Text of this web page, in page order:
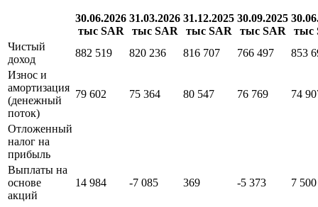
30.06.2026
тыс SAR
31.03.2026
тыс SAR
31.12.2025
тыс SAR
30.09.2025
тыс SAR
тыс
Чистый
доход
882 519 820 236 816 707 766 497
853
Износ и
амортизация
(денежный
поток)
79 602 75 364 80 547 76 769 74
Отложенный
налог на
прибыль
Выплаты на
основе
акций
14 984 -7 085 369 -5 373 7 500